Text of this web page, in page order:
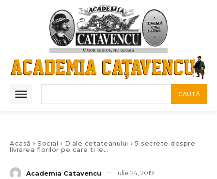
CAUTĂ
Acasă Social D'ale cetateanului
5 secrete despre
livrarea florilor pe care ti le...
Academia Catavencu Iulie 24, 2019